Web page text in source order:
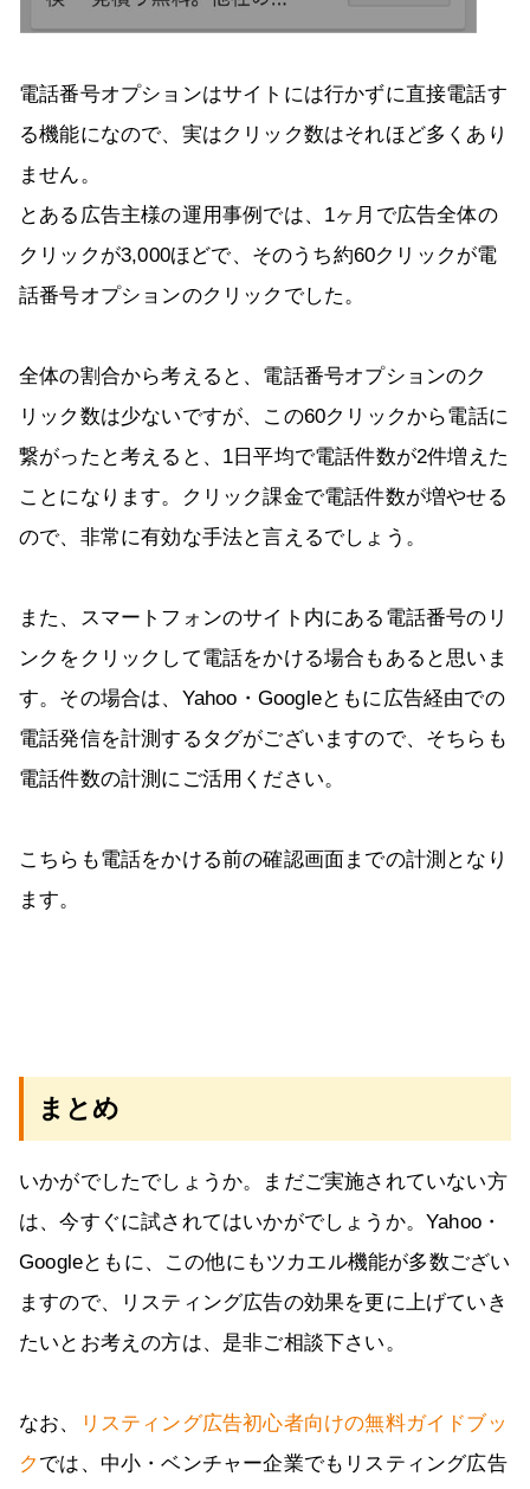
電話番号オプションはサイトには行かずに直接電話す
る機能になので、実はクリック数はそれほど多くあり
ません。
とある広告主様の運用事例では、1ヶ月で広告全体の
クリックが3,000ほどで、そのうち約60クリックが電
話番号オプションのクリックでした。
全体の割合から考えると、電話番号オプションのク
リック数は少ないですが、この60クリックから電話に
繋がったと考えると、1日平均で電話件数が2件増えた
ことになります。クリック課金で電話件数が増やせる
ので、非常に有効な手法と言えるでしょう。
また、スマートフォンのサイト内にある電話番号のリ
ンクをクリックして電話をかける場合もあると思いま
す。その場合は、Yahoo・Googleともに広告経由での
電話発信を計測するタグがございますので、そちらも
電話件数の計測にご活用ください。
こちらも電話をかける前の確認画面までの計測となり
ます。
まとめ
いかがでしたでしょうか。まだご実施されていない方
は、今すぐに試されてはいかがでしょうか。Yahoo・
Googleともに、この他にもツカエル機能が多数ござい
ますので、リスティング広告の効果を更に上げていき
たいとお考えの方は、是非ご相談下さい。
なお、
リスティング広告初心者向けの無料ガイドブッ
ク では、中小・ベンチャー企業でもリスティング広告